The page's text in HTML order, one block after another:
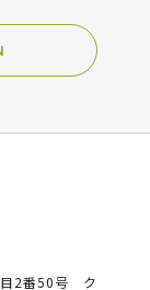
2番50号
ク